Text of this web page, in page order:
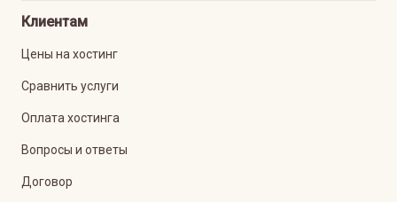
Клиентам
Цены на хостинг
Сравнить услуги
Оплата хостинга
Вопросы и ответы
Договор